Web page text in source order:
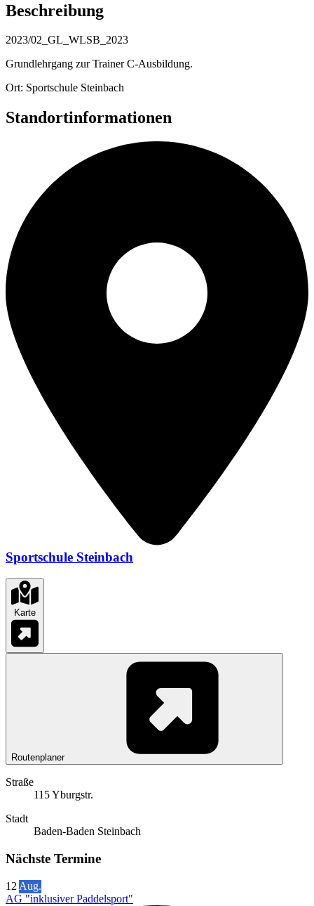
Beschreibung
2023/02_GL_WLSB_2023
Grundlehrgang zur Trainer C-Ausbildung.
Ort: Sportschule Steinbach
Standortinformationen
Sportschule Steinbach
Karte
Routenplaner
Straße
115 Yburgstr.
Stadt
Baden-Baden Steinbach
Nächste Termine
12 Aug.
AG "inklusiver Paddelsport"